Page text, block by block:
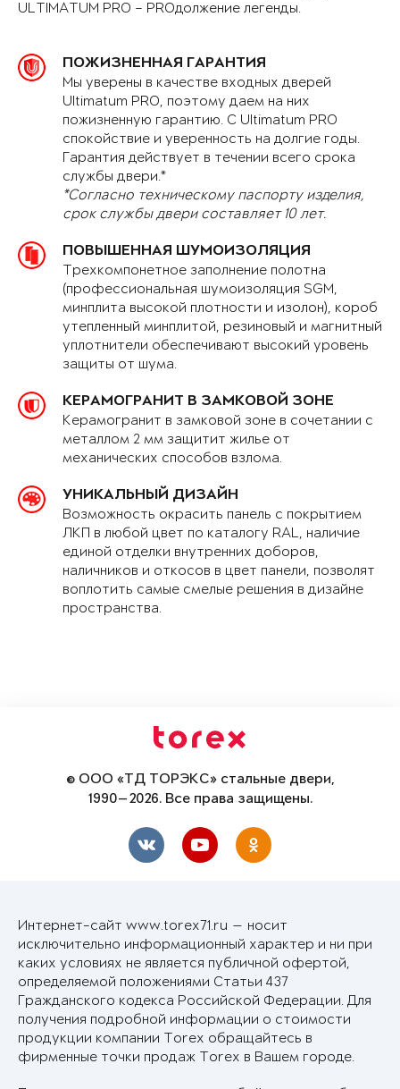
ULTIMATUM PRO – PROдолжение легенды.
ПОЖИЗНЕННАЯ ГАРАНТИЯ
Мы уверены в качестве входных дверей
Ultimatum PRO, поэтому даем на них
пожизненную гарантию. С Ultimatum PRO
спокойствие и уверенность на долгие годы.
Гарантия действует в течении всего срока
службы двери.*
*Согласно техническому паспорту изделия,
срок службы двери составляет 10 лет.
ПОВЫШЕННАЯ ШУМОИЗОЛЯЦИЯ
Трехкомпонетное заполнение полотна
(профессиональная шумоизоляция SGM,
минплита высокой плотности и изолон), короб
утепленный минплитой, резиновый и магнитный
уплотнители обеспечивают высокий уровень
защиты от шума.
КЕРАМОГРАНИТ В ЗАМКОВОЙ ЗОНЕ
Керамогранит в замковой зоне в сочетании с
металлом 2 мм защитит жилье от
механических способов взлома.
УНИКАЛЬНЫЙ ДИЗАЙН
Возможность окрасить панель с покрытием
ЛКП в любой цвет по каталогу RAL, наличие
единой отделки внутренних доборов,
наличников и откосов в цвет панели, позволят
воплотить самые смелые решения в дизайне
пространства.
© ООО «ТД ТОРЭКС» стальные двери,
1990—2026. Все права защищены.
Интернет-сайт www.torex71.ru — носит
исключительно информационный характер и ни при
каких условиях не является публичной офертой,
определяемой положениями Статьи 437
Гражданского кодекса Российской Федерации. Для
получения подробной информации о стоимости
продукции компании Torex обращайтесь в
фирменные точки продаж Torex в Вашем городе.